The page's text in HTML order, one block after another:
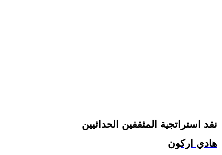
نقد استراتجية المثقفين الحداثيين
هادي اركون